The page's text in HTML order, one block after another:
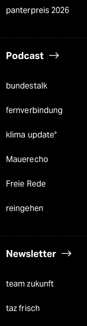
panterpreis 2026
Podcast
bundestalk
fernverbindung
klima update°
Mauerecho
Freie Rede
reingehen
Newsletter
team zukunft
taz frisch